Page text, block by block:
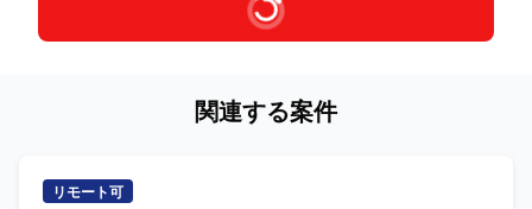
関連する案件
リモート可